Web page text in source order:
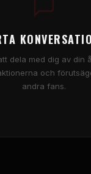
dela med dig av din
och
andra fans.